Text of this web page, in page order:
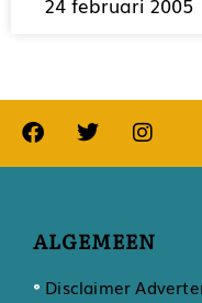
ALGEMEEN
Disclaimer